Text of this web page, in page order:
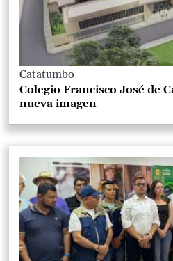
Catatumbo
Colegio Francisco José de
nueva imagen